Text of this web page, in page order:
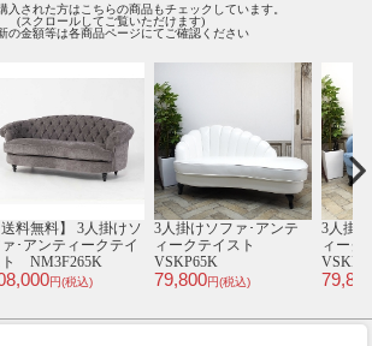
入された方はこちらの商品もチェックしています。
(スクロールしてご覧いただけます)
の金額等は各商品ページにてご確認ください
3人掛けソファ･アンテ
ィークテイスト
VSKP65K
79,800円(税込)
3人掛けソファ･アンテ
ィークテイスト
VSKF92K
79,800円(税込)